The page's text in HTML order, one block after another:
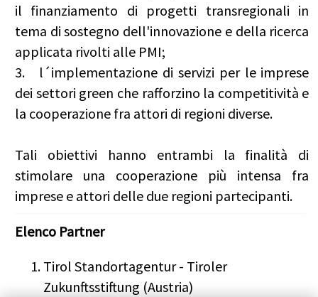
il finanziamento di progetti transregionali in
tema di sostegno dell'innovazione e della ricerca
applicata rivolti alle PMI;
3. l´implementazione di servizi per le imprese
dei settori green che rafforzino la competitività e
la cooperazione fra attori di regioni diverse.
Tali obiettivi hanno entrambi la finalità di
stimolare una cooperazione più intensa fra
imprese e attori delle due regioni partecipanti.
Elenco Partner
Tirol Standortagentur - Tiroler
Zukunftsstiftung (Austria)